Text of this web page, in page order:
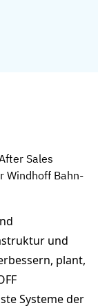
Sales
Windhoff Bahn-
und
plant,
Systeme der